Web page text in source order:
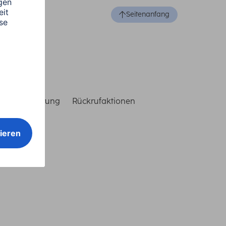
Seitenanfang
Rückrufaktionen